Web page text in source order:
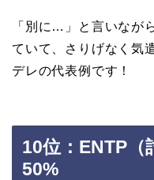
「別に…」と言いなが
ていて、さりげなく気
デレの代表例です！
10位：ENTP
50%